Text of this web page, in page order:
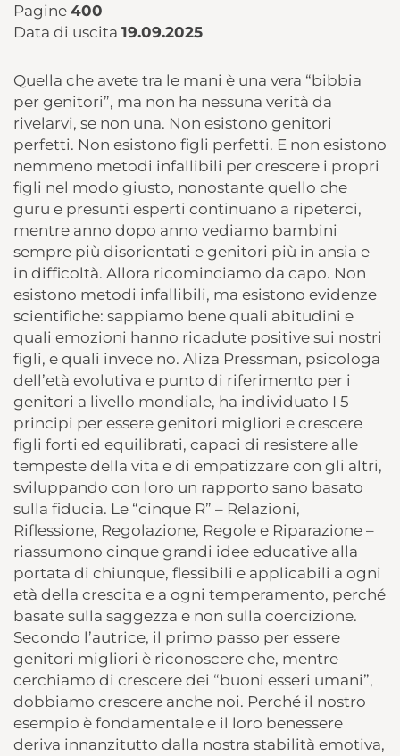
Pagine 400
Data di uscita 19.09.2025
Quella che avete tra le mani è una vera “bibbia
per genitori”, ma non ha nessuna verità da
rivelarvi, se non una. Non esistono genitori
perfetti. Non esistono figli perfetti. E non esistono
nemmeno metodi infallibili per crescere i propri
figli nel modo giusto, nonostante quello che
guru e presunti esperti continuano a ripeterci,
mentre anno dopo anno vediamo bambini
sempre più disorientati e genitori più in ansia e
in difficoltà. Allora ricominciamo da capo. Non
esistono metodi infallibili, ma esistono evidenze
scientifiche: sappiamo bene quali abitudini e
quali emozioni hanno ricadute positive sui nostri
figli, e quali invece no. Aliza Pressman, psicologa
dell’età evolutiva e punto di riferimento per i
genitori a livello mondiale, ha individuato I 5
principi per essere genitori migliori e crescere
figli forti ed equilibrati, capaci di resistere alle
tempeste della vita e di empatizzare con gli altri,
sviluppando con loro un rapporto sano basato
sulla fiducia. Le “cinque R” – Relazioni,
Riflessione, Regolazione, Regole e Riparazione –
riassumono cinque grandi idee educative alla
portata di chiunque, flessibili e applicabili a ogni
età della crescita e a ogni temperamento, perché
basate sulla saggezza e non sulla coercizione.
Secondo l’autrice, il primo passo per essere
genitori migliori è riconoscere che, mentre
cerchiamo di crescere dei “buoni esseri umani”,
dobbiamo crescere anche noi. Perché il nostro
esempio è fondamentale e il loro benessere
deriva innanzitutto dalla nostra stabilità emotiva,